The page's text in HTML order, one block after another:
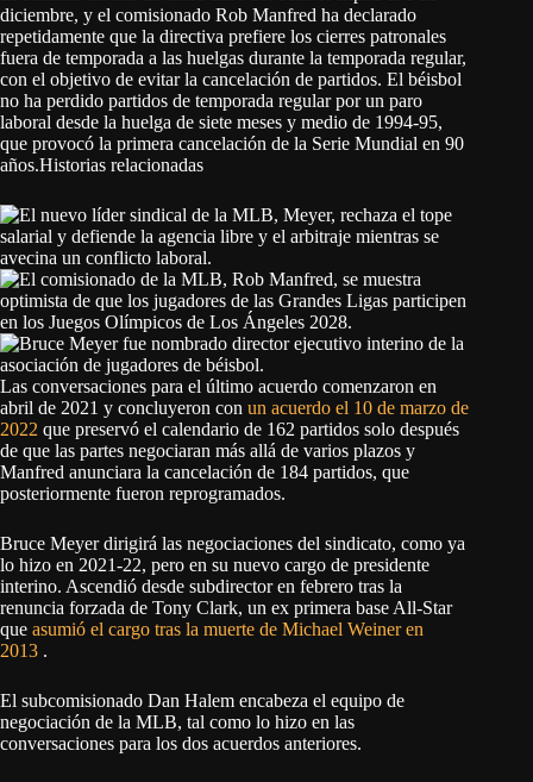
diciembre, y el comisionado Rob Manfred ha declarado
repetidamente que la directiva prefiere los cierres patronales
fuera de temporada a las huelgas durante la temporada regular,
con el objetivo de evitar la cancelación de partidos. El béisbol
no ha perdido partidos de temporada regular por un paro
laboral desde la huelga de siete meses y medio de 1994-95,
que provocó la primera cancelación de la Serie Mundial en 90
años.Historias relacionadas
Las conversaciones para el último acuerdo comenzaron en
abril de 2021 y concluyeron con un acuerdo el 10 de marzo de
2022 que preservó el calendario de 162 partidos solo después
de que las partes negociaran más allá de varios plazos y
Manfred anunciara la cancelación de 184 partidos, que
posteriormente fueron reprogramados.
Bruce Meyer dirigirá las negociaciones del sindicato, como ya
lo hizo en 2021-22, pero en su nuevo cargo de presidente
interino. Ascendió desde subdirector en febrero tras la
renuncia forzada de Tony Clark, un ex primera base All-Star
que asumió el cargo tras la muerte de Michael Weiner en
2013 .
El subcomisionado Dan Halem encabeza el equipo de
negociación de la MLB, tal como lo hizo en las
conversaciones para los dos acuerdos anteriores.